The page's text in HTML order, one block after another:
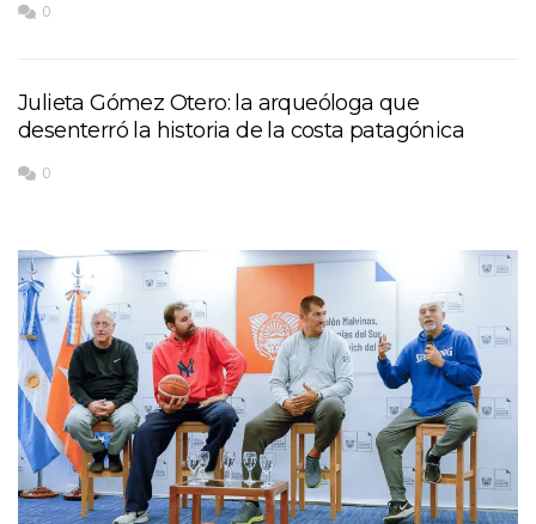
0
Julieta Gómez Otero: la arqueóloga que
desenterró la historia de la costa patagónica
0